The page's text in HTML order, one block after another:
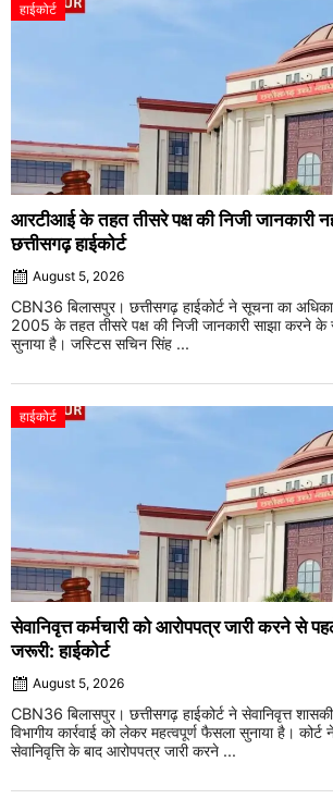
हाईकोर्ट
आरटीआई के तहत तीसरे पक्ष की निजी जानकारी
छत्तीसगढ़ हाईकोर्ट
August 5, 2026
CBN36 बिलासपुर। छत्तीसगढ़ हाईकोर्ट ने सूचना का
2005 के तहत तीसरे पक्ष की निजी जानकारी साझा करने के
सुनाया है। जस्टिस सचिन सिंह ...
हाईकोर्ट
सेवानिवृत्त कर्मचारी को आरोपपत्र जारी करने से
जरूरी: हाईकोर्ट
August 5, 2026
CBN36 बिलासपुर। छत्तीसगढ़ हाईकोर्ट ने सेवानिवृत्त
विभागीय कार्रवाई को लेकर महत्वपूर्ण फैसला सुनाया है। कोर्ट
सेवानिवृत्ति के बाद आरोपपत्र जारी करने ...